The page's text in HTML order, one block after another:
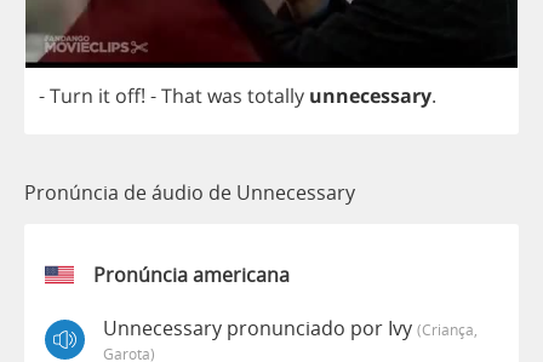
-Turn it off! -Thatwas totally unnecessary.
Pronúncia de áudio de Unnecessary
Pronúncia americana
Unnecessary pronunciado por Ivy (criança,
Garota)